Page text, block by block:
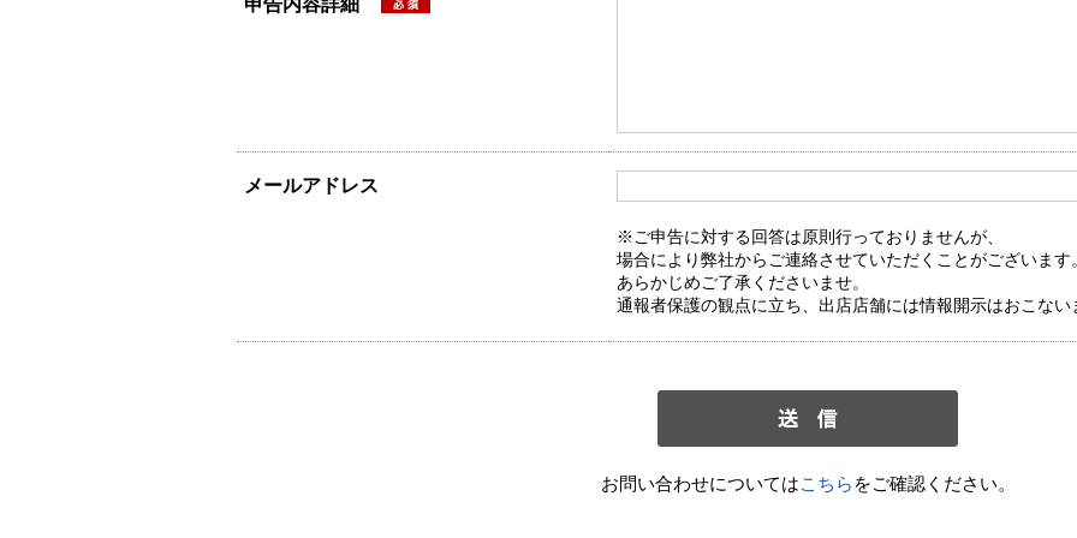
申告内容詳細
メールアドレス
※ご申告に対する回答は原則行っておりませんが、
場合により弊社からご連絡させていただくことがございます。
あらかじめご了承くださいませ。
通報者保護の観点に立ち、出店店舗には情報開示はおこない
お問い合わせについてはこちら をご確認ください。